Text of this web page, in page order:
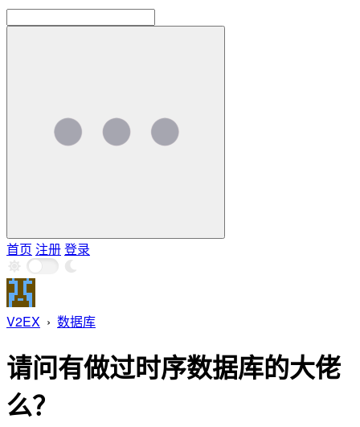
首页 注册登录
V2EX › 数据库
请问有做过时序数据库的大佬
么？